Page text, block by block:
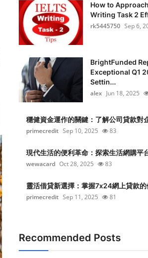
How to
Writing Task 2
rk5445750 Sep 6,
BrightFunded
Exceptional Q1
Settin...
alex Jun 18, 2025
穩健資金運作的關鍵：了解公司貸款對
primecredit Sep 10, 2025 83
現代生活的便利革命：探索生活網購平
wewacard Oct 28, 2025 83
靈活借貸新選擇：掌握7x24網上貸款
primecredit Sep 11, 2025 81
Recommended Posts